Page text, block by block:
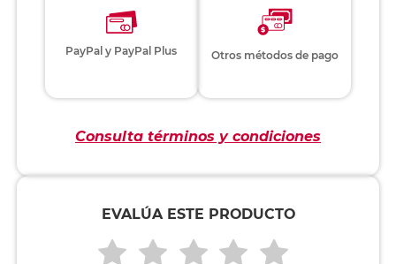
PayPal y PayPal Plus Otros métodos de pago
Consulta términos y condiciones
EVALÚA ESTE PRODUCTO